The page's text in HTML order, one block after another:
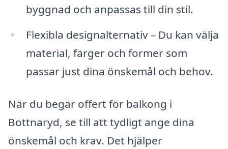
byggnad och anpassas till din stil.
Flexibla designalternativ – Du kan välja
material, färger och former som
passar just dina önskemål och behov.
När du begär offert för balkong i
Bottnaryd, se till att tydligt ange dina
önskemål och krav. Det hjälper